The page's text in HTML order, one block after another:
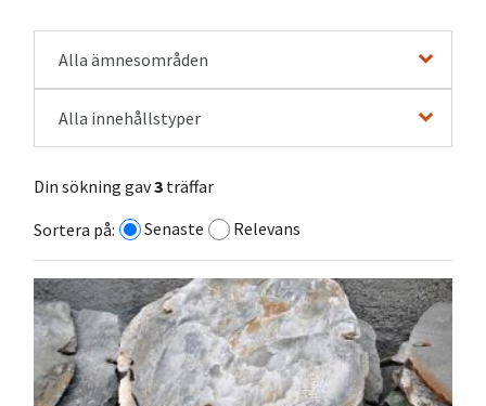
Alla ämnesområden
Alla innehållstyper
Din sökning gav3 träffar
Sortera på:
Senaste Relevans